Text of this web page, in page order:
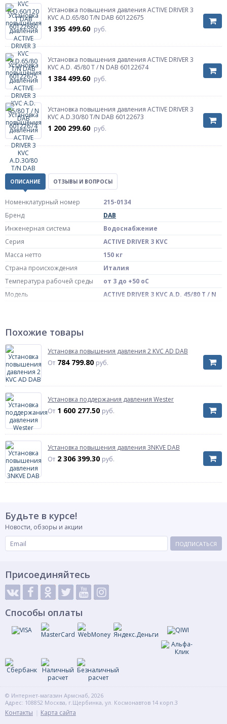
Установка повышения давления ACTIVE DRIVER 3
KVC A.D.65/80 T/N DAB 60122675
1 395 499.60 руб.
Установка повышения давления ACTIVE DRIVER 3
KVC A.D. 45/80 T / N DAB 60122674
1 384 499.60 руб.
Установка повышения давления ACTIVE DRIVER 3
KVC A.D.30/80 T/N DAB 60122673
1 200 299.60 руб.
ОПИСАНИЕ ОТЗЫВЫ И ВОПРОСЫ
Номенклатурный номер
215-0134
Бренд
DAB
Инженерная система
Водоснабжение
Серия
ACTIVE DRIVER 3 KVC
Масса нетто
150 кг
Страна происхождения
Италия
Температура рабочей среды
от 3 до +50 oC
Модель
ACTIVE DRIVER 3 KVC A.D. 45/80 T / N
Похожие товары
Установка повышения давления 2 KVC AD DAB
От 784 799.80 руб.
Установка поддержания давления Wester
От 1 600 277.50 руб.
Установка повышения давления 3NKVE DAB
От 2 306 399.30 руб.
Будьте в курсе!
Новости, обзоры и акции
ПОДПИСАТЬСЯ
Присоединяйтесь
Способы оплаты
© Интернет-магазин Армснаб, 2026
Адрес: 108852 Москва, г.Щербинка, ул. Космонавтов 14 корп.3
Контакты Карта сайта